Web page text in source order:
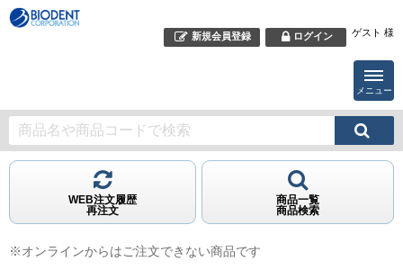
新規会員登録 ログイン ゲスト 様
メニュー
WEB注文履歴
再注文
商品一覧
商品検索
※オンラインからはご注文できない商品です